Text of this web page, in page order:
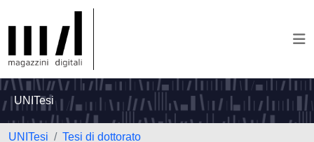
UNITesi
UNITesi
Tesi di dottorato